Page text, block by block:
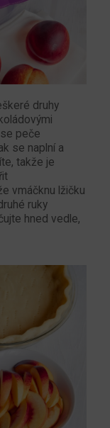
druhy
peče
se naplní a
takže je
vmáčknu lžičku
ruky
hned vedle,